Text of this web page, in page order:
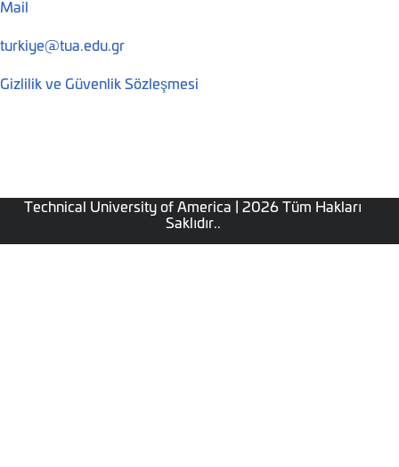
Mail
turkiye@tua.edu.gr
Gizlilik ve Güvenlik Sözleşmesi
Technical University of America | 2026 Tüm Hakları
Saklıdır..